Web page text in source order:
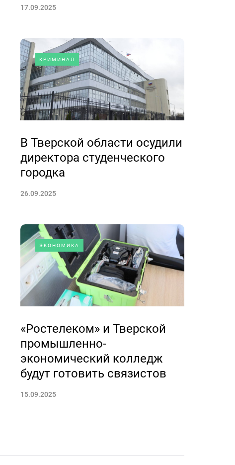
17.09.2025
КРИМИНАЛ
В Тверской области осудили
директора студенческого
городка
26.09.2025
ЭКОНОМИКА
«Ростелеком» и Тверской
промышленно-
экономический колледж
будут готовить связистов
15.09.2025